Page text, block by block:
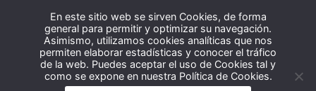
En este sitio web se sirven Cookies, de forma
general para permitir y optimizar su navegación.
Asimismo, utilizamos cookies analíticas que nos
permiten elaborar estadísticas y conocer el tráfico
de la web. Puedes aceptar el uso de Cookies tal y
como se expone en nuestra Política de Cookies.
Español English